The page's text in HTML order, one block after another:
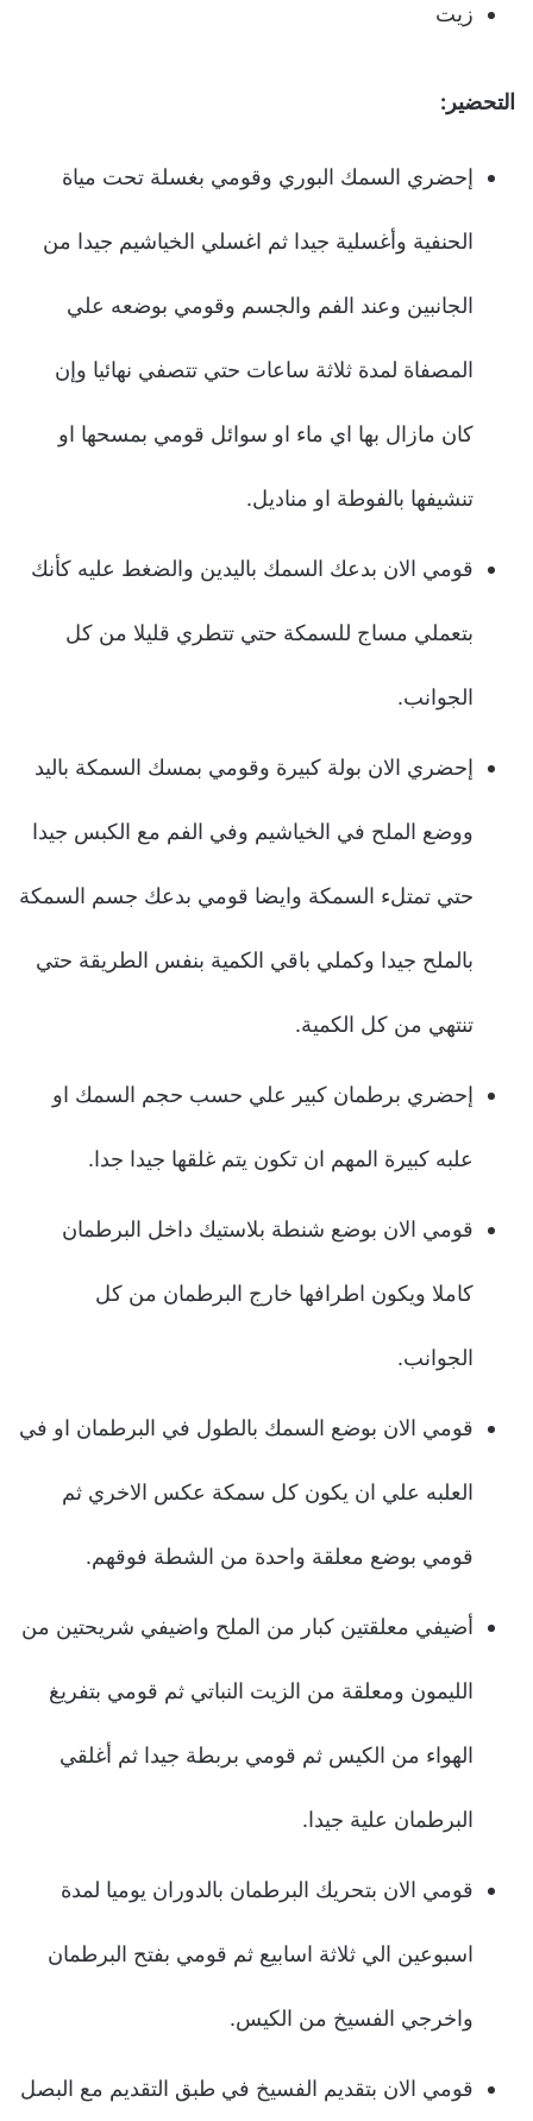
زيت
التحضير:
إحضري السمك البوري وقومي بغسلة تحت مياة
الحنفية وأغسلية جيدا ثم اغسلي الخياشيم جيدا من
الجانبين وعند الفم والجسم وقومي بوضعه علي
المصفاة لمدة ثلاثة ساعات حتي تتصفي نهائيا وإن
كان مازال بها اي ماء او سوائل قومي بمسحها او
تنشيفها بالفوطة او مناديل.
قومي الان بدعك السمك باليدين والضغط عليه كأنك
بتعملي مساج للسمكة حتي تتطري قليلا من كل
الجوانب.
إحضري الان بولة كبيرة وقومي بمسك السمكة باليد
ووضع الملح في الخياشيم وفي الفم مع الكبس جيدا
حتي تمتلء السمكة وايضا قومي بدعك جسم السمكة
بالملح جيدا وكملي باقي الكمية بنفس الطريقة حتي
تنتهي من كل الكمية.
إحضري برطمان كبير علي حسب حجم السمك او
علبه كبيرة المهم ان تكون يتم غلقها جيدا جدا.
قومي الان بوضع شنطة بلاستيك داخل البرطمان
كاملا ويكون اطرافها خارج البرطمان من كل
الجوانب.
قومي الان بوضع السمك بالطول في البرطمان او في
العلبه علي ان يكون كل سمكة عكس الاخري ثم
قومي بوضع معلقة واحدة من الشطة فوقهم.
أضيفي معلقتين كبار من الملح واضيفي شريحتين من
الليمون ومعلقة من الزيت النباتي ثم قومي بتفريغ
الهواء من الكيس ثم قومي بربطة جيدا ثم أغلقي
البرطمان علية جيدا.
قومي الان بتحريك البرطمان بالدوران يوميا لمدة
اسبوعين الي ثلاثة اسابيع ثم قومي بفتح البرطمان
واخرجي الفسيخ من الكيس.
قومي الان بتقديم الفسيخ في طبق التقديم مع البصل